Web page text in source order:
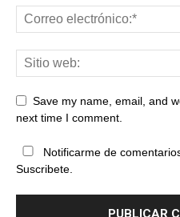
Save my name, email, and
next time I comment.
Notificarme de
Suscribete.